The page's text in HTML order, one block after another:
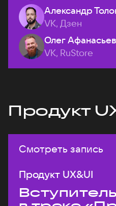
Александр
VK, Дзен
Олег Афанасьев
VK, RuStore
Продукт
Смотреть запись
Продукт UX&UI